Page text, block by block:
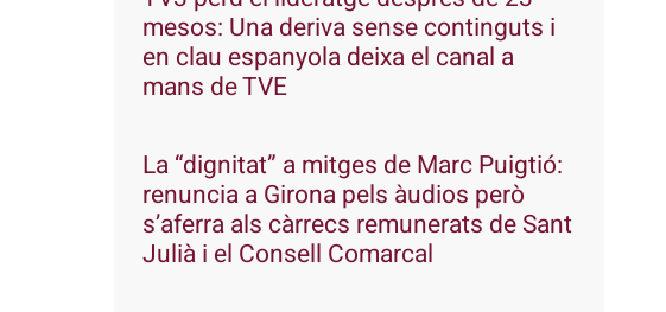
mesos: Una deriva sense continguts i
en clau espanyola deixa el canal a
mans de TVE
La “dignitat” a mitges de Marc Puigtió:
renuncia a Girona pels àudios però
s’aferra als càrrecs remunerats de Sant
Julià i el Consell Comarcal